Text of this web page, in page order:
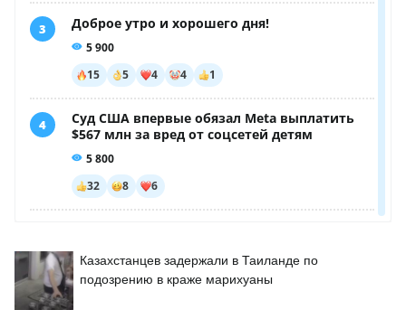
Казахстанцев задержали в Таиланде по
подозрению в краже марихуаны